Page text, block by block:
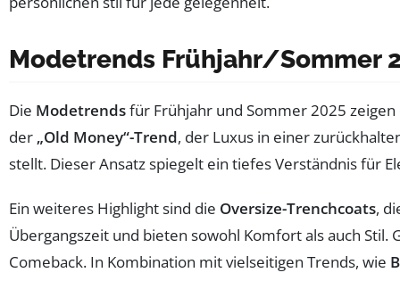
Modetrends Frühjahr/Sommer
Die Modetrendsfür Frühjahr und Sommer 2025
der „Old Money“-Trend, der Luxus in einer
stellt. Dieser Ansatz spiegelt ein tiefes Verständnis für
Ein weiteres Highlight sind die Oversize-Trenchcoats,
Übergangszeit und bieten sowohl Komfort als auch Stil.
Comeback. In Kombination mit vielseitigen Trends, wie